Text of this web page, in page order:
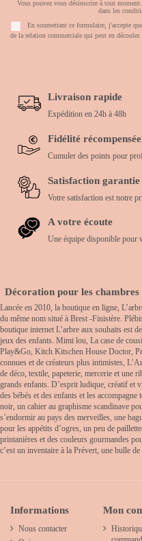
Vous pouvez vous désinscrire à tout
dans les
En soumettant ce formulaire, j'accepte
de la relation commerciale qui peut en découler.
Livraison rapide
Expédition en 24h à 48h
Fidélité récompensée
Cumuler des points pour
Satisfaction garantie
Votre satisfaction est notre
A votre écoute
Une équipe disponible pour
Décoration pour les chambres
Lancée en 2010, la boutique en ligne,
du même nom situé à Brest -Finistère.
boutique internet L’arbre aux souhaits est
jeux des enfants. Mimi lou, La case de
Play&Go, Kitch Kitschen House Doctor,
connues et de créateurs plus intimistes,
de déco, textile, papeterie, mercerie et une
grands enfants. D’esprit ludique, créatif et
des bébés et des enfants et les
noir, un cahier au graphisme scandinave
s’endormir au pays des merveilles, une
pour les appétits d’ogres, un peu de
printanières et des couleurs gourmandes
c’est un inventaire à la Prévert, une bulle
Informations
Nous contacter
Mon